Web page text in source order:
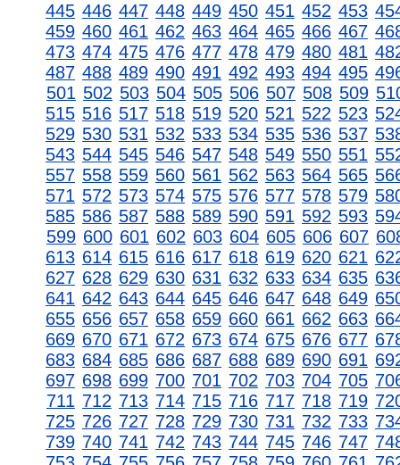
445 446 447 448 449 450 451 452 453
459 460 461 462 463 464 465 466 467
473 474 475 476 477 478 479 480 481
487 488 489 490 491 492 493 494 495
501 502 503 504 505 506 507 508 509
515 516 517 518 519 520 521 522 523
529 530 531 532 533 534 535 536 537
543 544 545 546 547 548 549 550 551
557 558 559 560 561 562 563 564 565
571 572 573 574 575 576 577 578 579
585 586 587 588 589 590 591 592 593
599 600 601 602 603 604 605 606 607
613 614 615 616 617 618 619 620 621
627 628 629 630 631 632 633 634 635
641 642 643 644 645 646 647 648 649
655 656 657 658 659 660 661 662 663
669 670 671 672 673 674 675 676 677
683 684 685 686 687 688 689 690 691
697 698 699 700 701 702 703 704 705
711 712 713 714 715 716 717 718 719
725 726 727 728 729 730 731 732 733
739 740 741 742 743 744 745 746 747